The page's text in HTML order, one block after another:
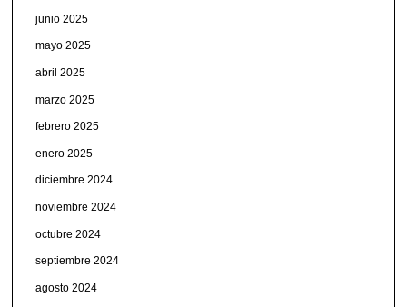
junio 2025
mayo 2025
abril 2025
marzo 2025
febrero 2025
enero 2025
diciembre 2024
noviembre 2024
octubre 2024
septiembre 2024
agosto 2024